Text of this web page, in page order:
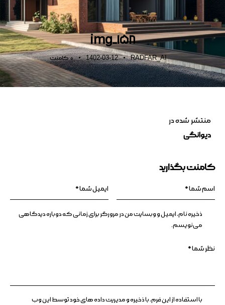
img_158
RADFAR_AI
1402-03-12
0 کامنت
منتشر شده در
دیوانگی
کامنت بگذارید
ذخیره نام، ایمیل و وبسایت من در مرورگر برای زمانی که دوباره دیدگاهی
می‌نویسم.
با استفاده از این فرم، با ذخیره و مدیریت داده های خود توسط این وب